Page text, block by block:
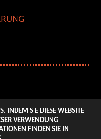
– Life & Style Magazine.
INDEM SIE DIESE WEBSITE
VERWENDUNG
FINDEN SIE IN